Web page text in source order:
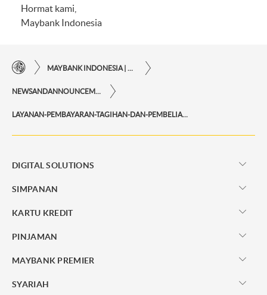
Hormat kami,
Maybank Indonesia
DIGITAL SOLUTIONS
SIMPANAN
KARTU KREDIT
PINJAMAN
MAYBANK PREMIER
SYARIAH